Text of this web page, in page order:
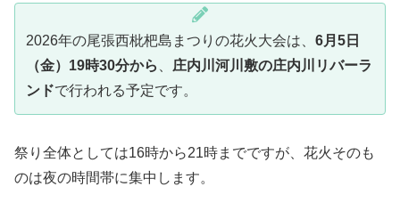
2026年の尾張西枇杷島まつりの花火大会は、 6月5日
（金）19時30分から
庄内川河川敷の庄内川リバーラ
ンドで行われる予定です。
祭り全体としては16時から21時までですが、花火そのも
のは夜の時間帯に集中します。